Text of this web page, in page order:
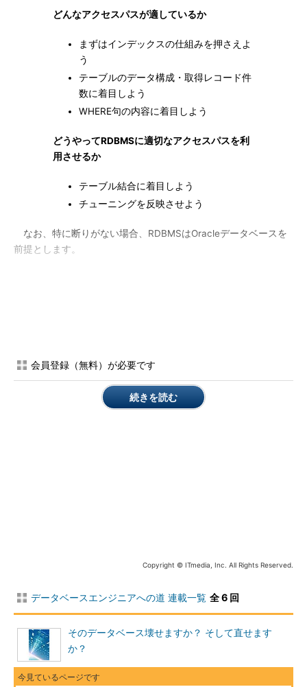
どんなアクセスパスが適しているか
まずはインデックスの仕組みを押さえよ
う
テーブルのデータ構成・取得レコード件
数に着目しよう
WHERE句の内容に着目しよう
どうやってRDBMSに適切なアクセスパスを利
用させるか
テーブル結合に着目しよう
チューニングを反映させよう
なお、特に断りがない場合、RDBMSはOracleデータベースを
前提とします。
定されるのか」を図1にまとめました。
データへの最短ルート、つまり最適なアクセスパスを見つけ出
なります。
インデックス（索引）は、本の索引が目的のページにたどり着
くのを助けるのと同様に、データベースから素早く目的のデータ
を見つけ出すことを助けます。データへの最短ルートは、多くの
場合インデックスを経由します。特に大きなテーブルから少量の
会員登録（無料）が必要です
続きを読む
Copyright © ITmedia, Inc. All Rights Reserved.
データベースエンジニアへの道 連載一覧 全 6 回
そのデータベース壊せますか？ そして直せます
か？